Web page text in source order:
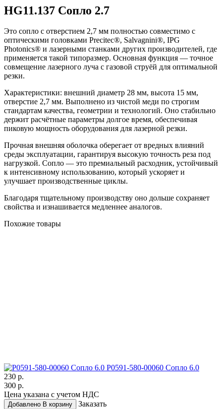
HG11.137 Сопло 2.7
Это сопло с отверстием 2,7 мм полностью совместимо с
оптическими головками Precitec®, Salvagnini®, IPG
Photonics® и лазерными станками других производителей, где
применяется такой типоразмер. Основная функция — точное
совмещение лазерного луча с газовой струёй для оптимальной
резки.
Характеристики: внешний диаметр 28 мм, высота 15 мм,
отверстие 2,7 мм. Выполнено из чистой меди по строгим
стандартам качества, геометрии и технологий. Оно стабильно
держит расчётные параметры долгое время, обеспечивая
пиковую мощность оборудования для лазерной резки.
Прочная внешняя оболочка оберегает от вредных влияний
среды эксплуатации, гарантируя высокую точность реза под
нагрузкой. Сопло — это премиальный расходник, устойчивый
к интенсивному использованию, который ускоряет и
улучшает производственные циклы.
Благодаря тщательному производству оно дольше сохраняет
свойства и изнашивается медленнее аналогов.
Похожие товары
P0591-580-00060 Сопло 6.0
230 р.
300 р.
Цена указана с учетом НДС
Добавлено В корзину Заказать